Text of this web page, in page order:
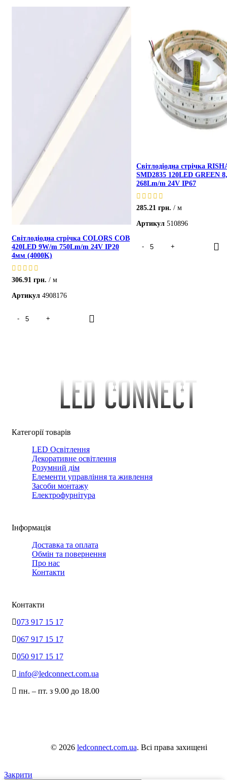
Світлодіодна стрічка COLORS COB
420LED 9W/m 750Lm/m 24V IP20
4мм (4000K)
306.91 грн.
м
Артикул 4908176
Світлодіодна стрічка
SMD2835 120LED GREEN
268Lm/m 24V IP67
285.21 грн.
м
Артикул 510896
Категорії товарів
LED Освітлення
Декоративне освітлення
Розумний дім
Елементи управління та живлення
Засоби монтажу
Електрофурнітура
Інформація
Доставка та оплата
Обмін та повернення
Про нас
Контакти
Контакти
073 917 15 17
067 917 15 17
050 917 15 17
info@ledconnect.com.ua
пн. – пт. з 9.00 до 18.00
© 2026 ledconnect.com.ua. Всі права захищені
Закрити